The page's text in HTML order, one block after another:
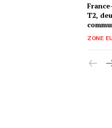
T2,
ZONE